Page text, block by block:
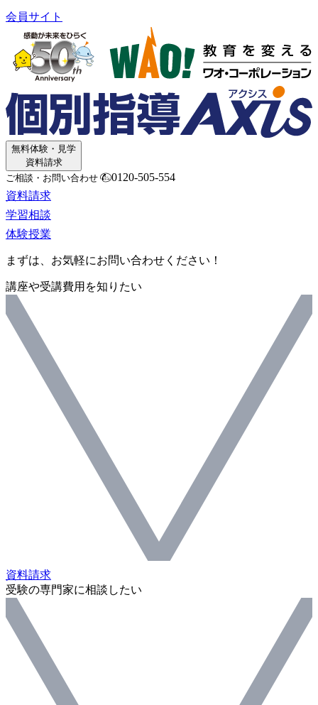
会員サイト
無料体験・見学
資料請求
ご相談・お問い合わせ
0120-505-554
資料請求
学習相談
体験授業
まずは、お気軽にお問い合わせください！
講座や受講費用を知りたい
資料請求
受験の専門家に相談したい